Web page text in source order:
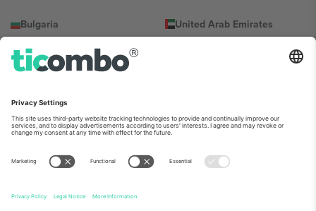
Bulgaria
Totleben 53-55, 1606 Sofia,
Bulgaria
United Arab Emirates
Building A1, Office 302, Dubai,
Mexico
Av Chapultepec 360, Roma
Norte, Cuauhtémoc, 06700
Ciudad de México, CDMX,
Mexico
პლატფორმის პროვაიდერის იურიდიული პირი იცვლება